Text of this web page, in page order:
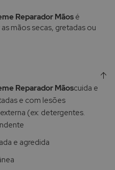
Reparador Mãos é
mãos secas, gretadas ou
Reparador Mãoscuida e
e com lesões
(ex: detergentes.
e agredida